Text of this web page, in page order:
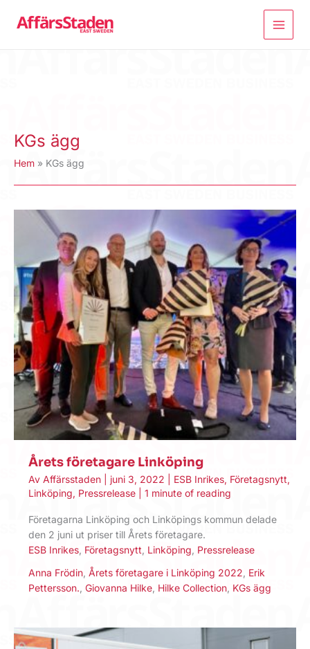
KGs ägg
Hem KGs ägg
Årets företagare Linköping
Av Affärsstaden juni 3, 2022 ESB Inrikes, Företagsnytt,
Linköping, Pressrelease 1 minute of reading
Företagarna Linköping och Linköpings kommun delade
den 2 juni ut priser till Årets företagare.
ESB Inrikes Företagsnytt Linköping Pressrelease
Anna Frödin Årets företagare i Linköping 2022 Erik
Pettersson. Giovanna Hilke Hilke Collection KGs ägg